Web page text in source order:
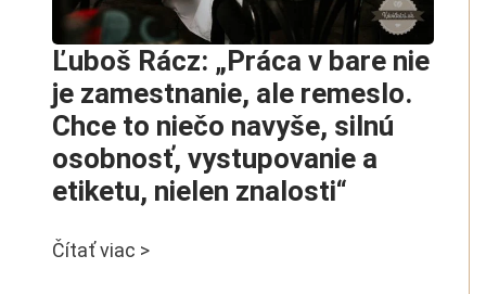
Ľuboš Rácz: „Práca v bare nie
je zamestnanie, ale remeslo.
Chce to niečo navyše, silnú
osobnosť, vystupovanie a
etiketu, nielen znalosti“
Čítať viac >